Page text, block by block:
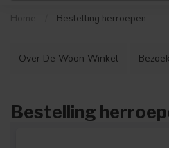
Home Bestelling herroepen
Over De Woon Winkel
Bestelling